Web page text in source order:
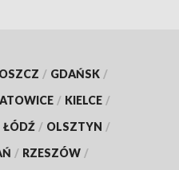
/ GDAŃSK /
/ KIELCE /
ŁÓDŹ / OLSZTYN /
/ RZESZÓW /